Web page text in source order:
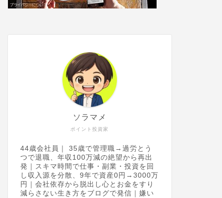
ポイント投資家
ソラマメ
44歳会社員｜ 35歳で管理職→過労とう
つで退職、年収100万減の絶望から再出
発｜スキマ時間で仕事・副業・投資を回
し収入源を分散、9年で資産0円→3000万
円｜会社依存から脱出し心とお金をすり
減らさない生き方をブログで発信｜嫌い